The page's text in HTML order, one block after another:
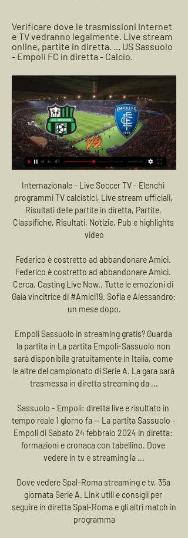
Verificare dove le trasmissioni Internet
e TV vedranno legalmente. Live stream
online, partite in diretta. ... US Sassuolo
- Empoli FC in diretta - Calcio.
Internazionale - Live Soccer TV - Elenchi programmi TV calcistici, Live stream ufficiali, Risultati delle partite in diretta, Partite, Classifiche, Risultati, Notizie, Pub e highlights video

Federico è costretto ad abbandonare Amici. Federico è costretto ad abbandonare Amici. Cerca. Casting Live Now.. Tutte le emozioni di Gaia vincitrice di #Amici19. Sofia e Alessandro: un mese dopo.

Empoli Sassuolo in streaming gratis? Guarda la partita in La partita Empoli-Sassuolo non sarà disponibile gratuitamente in Italia, come le altre del campionato di Serie A. La gara sarà trasmessa in diretta streaming da ...

Sassuolo - Empoli: diretta live e risultato in tempo reale 1 giorno fa — La partita Sassuolo - Empoli di Sabato 24 febbraio 2024 in diretta: formazioni e cronaca con tabellino. Dove vedere in tv e streaming la ...

Dove vedere Spal-Roma streaming e tv, 35a giornata Serie A. Link utili e consigli per seguire in diretta Spal-Roma e gli altri match in programma

03.06.2020 ⚽Portimonense vs Gil Vicente ⚽Ponturi si Cote speciale ⚽ Analiza Statistici Avancronica ⚽Echipe probabile Jucatori Accidentati Ultimele rezultate directe ⚽Predictii Forma echipelor Portimonense vs Gil Vicente Citeste si ultimele discutii/comentarii.

Il live di FC Gute IFK Stocksund risultati in diretta (e live video streaming online) in tempo reale, inizia il 22.9.2019. alle 14:30 UTC a Gutavallen, Visby, Sweden in Division 2, Norra Svealand, Sweden.

Inter-Getafe: probabili formazioni, quote e dove vederla in TV. di Federico Isidori 9 Marzo 2020. Luci a San Siro giovedì 12 marzo alle ore 18:55 quando si affronteranno, nel match d’andata degli ottavi di Europa League, Inter e Getafe. Nel turno precedente i nerazzurri di.

Federico Gaio affronterà invece il padrone di casa Joao Menezes. Infine, Alessandro Giannessi sfiderà il portoghese Joao Domingues nel match d’apertura. IL TABELLONE. Martin vs Horansky De Carvalho Cardoso Alves vs Pedro Martinez Balasz vs Luz Collarini vs Mager. Coria vs Taberner Boscardin Dias vs Kovalik Gaio vs Menezes Domingues vs Giannessi

Sassuolo - Empoli: diretta live Serie A Calcio 30/04/2023 Segui la diretta live di Sassuolo - Empoli con aggiornamenti in tempo reale. Vivi l'emozione della Serie A Calcio su gazzetta.it.

Live Sassuolo - Empoli - Serie A: Punteggi & Highlights Calcio Eurosport è la vostra fonte per gli ultimi aggiornamenti sulle partite di Serie A. Ecco cosa è successo in Sassuolo - Empoli, con tutte le statistiche e le ...

Tutte le partite di calcio previste per la giornata di oggi, di serie A, serie B, Champions e campionati europei. Segui insieme a noi le dirette di tutte le partite di oggi

Oakleigh Cannons Green Gully Cavaliers in diretta: scopri i risultati della partita Oakleigh Cannons Green Gully Cavaliers live e segui i tabellini in diretta Oakleigh Cannons Green Gully Cavaliers grazie al nostro livescore. Partita di NPL, Victoria giocata il 24/08/19 05:00

KV Kortrijk v Zulte-Waregem-View: Risultati. More. Amichevoli Europa: 07/11 13:00-KV Kortrijk v Cercle Bruges: L: 0-1 : Amichevoli Europa: 07/10 13:00-KV Kortrijk v Charleroi: D: 1-1 : Amichevoli Europa: 07/04 14:00-Standard Liegi v KV Kortrijk.

dove vederla Tv e Diretta Streaming, Sky o DAZN? 17 feb 2019 — Dove Vedere il match di Serie A tra Empoli-Sassuolo in TV e Streaming. Diretta Sky o DAZN? Scopri Data e Orario, Probabili Formazioni, ...

Collegamenti in diretta alternati con tutti i campi di Serie B. Pescara-Arezzo Brescia-Lecce SKY Calcio 7 (canale 257) Telecronaca Lucio Rizzica Calcio: serie a, serie b, calciomercato, Champions League Calcio: risultati, foto e notizie su serie a, serie b, calciomercato, Le partite in diretta.

SC Kalsdorf. VS SG Austria Klagenfurt Austria Ofb-Samsung-Cup Data Incontro: 15/07/2016 Venerdì Sotto trovate il pronostico elaborato dal nostro software proprietario e rivisto manualmente dai nostri redattori della partita di calcio SC Kalsdorf-SG Austria Klagenfurt , incontro del campionato Austria …

Sassuolo-Empoli in tv: dove vederla, info streaming e 3 giorni fa — Dove vedere in tv Sassuolo-Empoli, sfida valida per la 26^ giornata della Serie A 2023/2024, in programma al Mapei Stadium, ...

San Diego Loyal - Las Vegas Lights FC | USL Championship: comparazione delle quote Under / Over e statistiche per scommettere sulla partita con bookmaker internazionali. Per offrirti il miglior servizio possibile questo sito utilizza cookie propri e di terze parti.

Questo l’obiettivo comune di Roma e SPAL, che daranno vita al posticipo di Serie A delle ore 18:00 di domenica allo Stadio Olimpico. I giallorossi sono reduci dai due pareggi contro Inter, in campionato, e Wolfsberger in Europa League, quest’ultimo valso il passaggio del turno nella competizione continentale.

Jomo Cosmos 0 - 0 Mbombela United (0 - 0) 14:30: Term. TS Galaxy 2 - 2. Mbombela United Pronostici Jomo Cosmos. conoscere le formazioni delle squadre, vedere il programma delle partite di calcio in streaming, tutto questo è possibile con Livescore.it. Contatto;

Il match di campionato tra il Napoli e la Spal si giocherà domenica prossima alle ore 19,30 allo stadio San Paolo.. ROMA DAZN. 28/06/2020 Domenica. per proporti pubblicità in linea coi.

Cremonese Lecce in tv: dove vederla in diretta e in streaming online La partita tra Cremonese e Lecce sarà visibile unicamente in streaming su Dazn . La piattaforma online, che ha acquisito l’esclusiva per la trasmissione delle gare del torneo cadetto, è però a pagamento, e dunque gli utenti necessiteranno di un abbonamento per fruire dei contenuti.

Juventus Udinese streaming e diretta tv: ecco dove vedere la partita di Serie A. JUVENTUS UDINESE STREAMING – AGGIORNAMENTO 8 MARZO 2019 – Questa sera, venerdì 8 marzo 2019, torna il.

2020-8-29 · Puoi vedere HIFK vs. SJK Seinäjoki online in live stream se sei un membro iscritto su U-TV, il sito on line leader che ha una copertura di live streaming di oltre 140.000 eventi sportivi durante l'anno con scommesse live. Se questo match è coperto da U-TV live streaming puoi guardare il match di Football HIFK SJK Seinäjoki sul tuo iPhone.

Il live di GKS Tychy KKS 1925 Kalisz risultati in diretta (e live video streaming online) in tempo reale, iniziano il 15.2.2020. alle 12:00 UTC in Club Friendly Games, World.

Pronostico Sporting Braga - CD Santa Clara: probabili risultati, formazioni, quote e diretta streaming. Studio completo del match Sporting Braga - CD Santa Clara di Primeira Liga sotto ogni punto di vista, al fine di scegliere con esperienza quale scommessa effettuare e a quali quote, confrontando tutte le migliori quote disponibili offerte dai bookmaker.

Questo sito web utilizza i cookies per offrire una migliore esperienza di navigazione, gestire l'autenticazione e altre funzioni. Chiudendo questo banner, scorrendo questa pagina o cliccando qualunque suo elemento, l'utente esprime il suo consenso all’utilizzo dei cookies sul suo dispositivo.

BRESCIA - Non c'è pace per la serie B che da mesi ormai è impegnata nella lotta sul fronte dei diritti televisivi. Ieri pomeriggio la Rai aveva deciso di trasmettere in diretta Lecce-Brescia.

Siamo lieti di presentarti il nostro pronostico completo per il match Cimarrones de Sonora II vs Coras de Nayarit.Trovererai statistiche, consigli, percentuali e tanti strumenti utili per le tue analisi. Per vedere tutti gli strumenti a disposizione su questa partita, sei pregato di iscriverti al sito.

Domenica 9 febbraio: le partite di calcio in tv oggi e stasera, anche in diretta streaming. In attesa del derby Inter-Milan, con calcio d’inizio alle 20.45, una lunga giornata di calcio in tv.

La diretta streaming di Getafe vs Crotone non è ancora stata programmata ma nel caso in cui verrà pubblicata la troverete qui sotto.Intanto, sempre qui sotto, potete trovare il LIVE della partita in diretta. PREMI F5 PER AGGIORNARE

[LIVE] Segui il risultato Ruch Chorzow KS Polonia Bytom SA in diretta della partita con il nostro Livescore Calcio. Partita di III Liga, Group 3 giocata in data 26/10/19 17:20.

Sassuolo-Empoli, probabili formazioni e dove vederla in tv 2 giorni fa — Gli azzurri sfideranno sabato alle 15 al Mapei Stadium il Sassuolo, diretta concorrente per la permanenza in Serie A. I neroverdi dell'ex ...

I negozi ed i punti vendita presenti a Benevento (e in provincia di Benevento) di marca Vodafone. Cerca il negozio Vodafone in cui acquistare ricariche telefoniche, pacchetti adsl e connessione internet o cellulari e smartphone. Vodafone offre piani e promozioni per l'utilizzo di internet sia a casa che in ufficio.

Le statistiche di Inter-Getafe in Europa. Inter reduce da 2 vittorie consecutive e da 4 “Gol” nelle ultime 5 gare, spiccano 8 Over 1.5 nelle ultime 9 e 4 Over 2.5 nelle ultime 5, segnaliamo 7 Multigol 1-4 nelle ultime 8.Ecco 2 “1” (vittorie) nelle ultime 3 casalinghe, SEMPRE Multigol 2-3 quest’anno ed emergono anche 8 Gol Casa nelle ultime 9, presenti 4 Gol Ospite nelle ultime 5.

Il RasenBallsport Leipzig, meglio noto come RB Leipzig e in italiano come Lipsia o RB Lipsia (nonché impropriamente come Red Bull Leipzig), è una società calcistica tedesca con sede nella città di Lipsia, in Sassonia.Milita nella Bundesliga, la massima serie del campionato tedesco di calcio.. Costituita nel 2009 su iniziativa della multinazionale austriaca Red Bull GmbH, mediante l.

>>> INFO STREAMING FOGGIA-LIVORNO. Foggia-Livorno streaming, come vedere la partita. Foggia-Livorno sarà trasmessa su DAZN. La piattaforma streaming che trasmette in esclusiva le sfide di Serie B. Inizio alle ore 21 di lunedì 22 aprile 2019.

La definizione Green Team che abbiamo dato al nostro gruppo di lavoro non è solo riferita alle nostre idee, ai nostri ideali, alla nostra impronta televisiva, ma è soprattutto un impegno che ci assumiamo con il nostro pubblico di telespettatori e di surfers di usare tutta la nostra sensibilità e il nostro coraggio per proporre un modello di sviluppo economico e sociale, molto diverso da.

SHROOMS TRIP SENZA RITORN